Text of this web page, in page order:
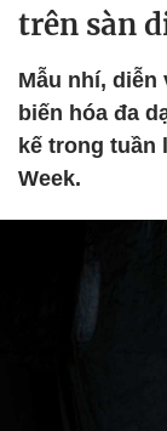
trên sàn
Mẫu nhí, diễn
biến hóa đa
kế trong tuần
Week.